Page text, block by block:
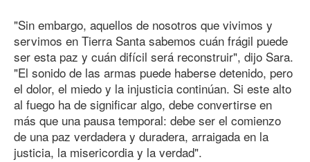
"Sin embargo, aquellos de nosotros que vivimos y
servimos en Tierra Santa sabemos cuán frágil puede
ser esta paz y cuán difícil será reconstruir", dijo Sara.
"El sonido de las armas puede haberse detenido, pero
el dolor, el miedo y la injusticia continúan. Si este alto
al fuego ha de significar algo, debe convertirse en
más que una pausa temporal: debe ser el comienzo
de una paz verdadera y duradera, arraigada en la
justicia, la misericordia y la verdad".